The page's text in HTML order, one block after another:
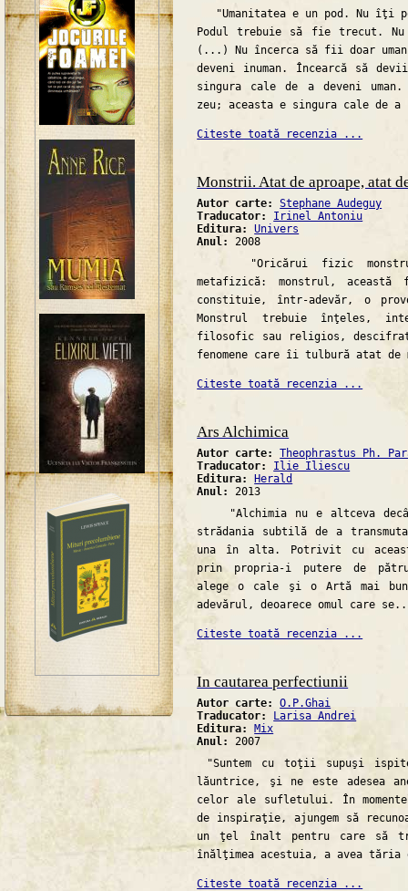
"Umanitatea e un pod. Nu îţi
Podul trebuie să fie trecut.
(...) Nu încerca să fii doar
deveni inuman. Încearcă să
singura cale de a deveni
zeu; aceasta e singura cale de
Citeste toată recenzia ...
Monstrii. Atat de aproape, atat
Autor carte:Stephane Audeguy
Traducator: Irinel Antoniu
Editura:Univers
Anul:2008
"Oricărui fizic
metafizică: monstrul, această
constituie, într-adevăr, o
Monstrul trebuie înţeles,
filosofic sau religios, descifrat,
fenomene care îi tulbură atat
Citeste toată recenzia ...
Ars Alchimica
Autor carte:Theophrastus Ph.
Traducator: Ilie Iliescu
Editura:
Herald
Anul:2013
"Alchimia nu e altceva
strădania subtilă de a
una în alta. Potrivit cu
prin propria-i putere de
alege o cale şi o Artă mai
adevărul, deoarece omul care
Citeste toată recenzia ...
In cautarea perfectiunii
Autor carte:O.P.Ghai
Traducator:
Larisa Andrei
Editura: Mix
Anul:2007
"Suntem cu toţii supuşi
lăuntrice, şi ne este adesea
celor ale sufletului. În
de inspiraţie, ajungem să
un ţel înalt pentru care să
înălţimea acestuia, a avea tăria
Citeste toată recenzia ...